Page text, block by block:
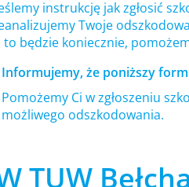
instrukcję jak zgłosić
Twoje
będzie koniecznie,
Informujemy, że poniższy
Pomożemy Ci w zgłoszeniu
możliwego odszkodowania.
TUW